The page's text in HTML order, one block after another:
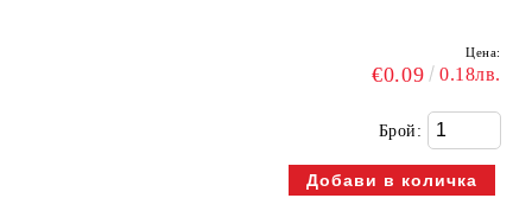
Цена:
€0.09 0.18лв.
Брой: